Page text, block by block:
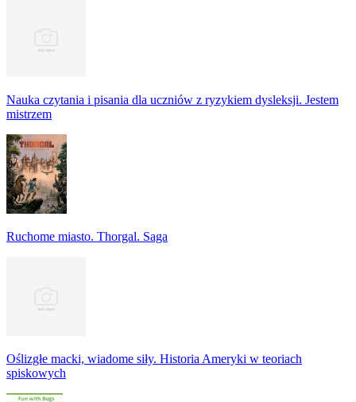
Nauka czytania i pisania dla uczniów z ryzykiem dysleksji. Jestem
mistrzem
Ruchome miasto. Thorgal. Saga
Oślizgłe macki, wiadome siły. Historia Ameryki w teoriach
spiskowych